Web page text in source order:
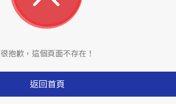
很抱歉，這個頁面不存在！
返回首頁